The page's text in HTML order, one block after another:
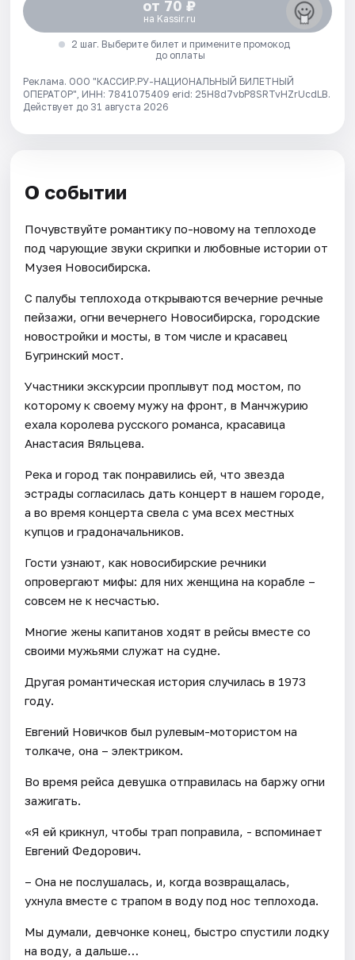
от 70 ₽
на Kassir.ru
2 шаг. Выберите билет и примените промокод
до оплаты
Реклама. ООО "КАССИР.РУ-НАЦИОНАЛЬНЫЙ БИЛЕТНЫЙ
ОПЕРАТОР", ИНН: 7841075409 erid: 25H8d7vbP8SRTvHZrUcdLB.
Действует до 31 августа 2026
О событии
Почувствуйте романтику по-новому на теплоходе
под чарующие звуки скрипки и любовные истории от
Музея Новосибирска.
С палубы теплохода открываются вечерние речные
пейзажи, огни вечернего Новосибирска, городские
новостройки и мосты, в том числе и красавец
Бугринский мост.
Участники экскурсии проплывут под мостом, по
которому к своему мужу на фронт, в Манчжурию
ехала королева русского романса, красавица
Анастасия Вяльцева.
Река и город так понравились ей, что звезда
эстрады согласилась дать концерт в нашем городе,
а во время концерта свела с ума всех местных
купцов и градоначальников.
Гости узнают, как новосибирские речники
опровергают мифы: для них женщина на корабле –
совсем не к несчастью.
Многие жены капитанов ходят в рейсы вместе со
своими мужьями служат на судне.
Другая романтическая история случилась в 1973
году.
Евгений Новичков был рулевым-мотористом на
толкаче, она – электриком.
Во время рейса девушка отправилась на баржу огни
зажигать.
«Я ей крикнул, чтобы трап поправила, - вспоминает
Евгений Федорович.
– Она не послушалась, и, когда возвращалась,
ухнула вместе с трапом в воду под нос теплохода.
​Мы думали, девчонке конец, быстро спустили лодку
на воду, а дальше…